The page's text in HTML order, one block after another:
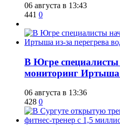
06 августа в 13:43
441 0
В Югре
мониторинг Иртыша
06 августа в 13:36
428 0